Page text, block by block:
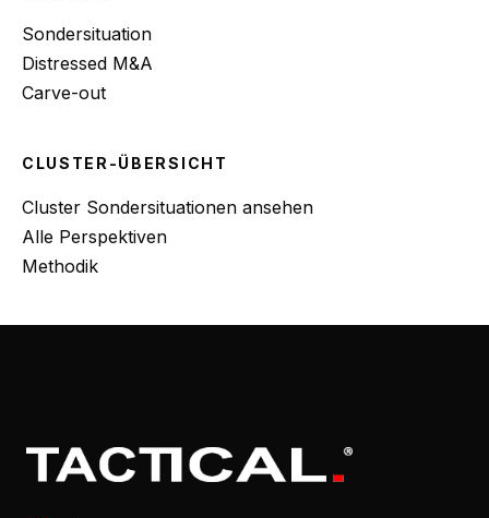
Sondersituation
Distressed M&A
Carve-out
CLUSTER-ÜBERSICHT
Cluster Sondersituationen ansehen
Alle Perspektiven
Methodik